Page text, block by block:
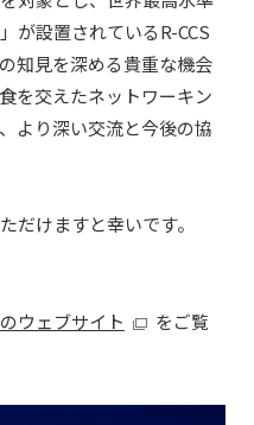
が設置されているR-CCS
知見を深める貴重な機会
を交えたネットワーキン
より深い交流と今後の協
だけますと幸いです。
ウェブサイト
をご覧